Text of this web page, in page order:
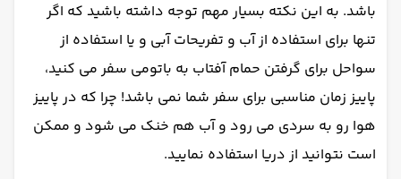
باشد. به این نکته بسیار مهم توجه داشته باشید که اگر
تنها برای استفاده از آب و تفریحات آبی و یا استفاده از
سواحل برای گرفتن حمام آفتاب به باتومی سفر می کنید،
پاییز زمان مناسبی برای سفر شما نمی باشد! چرا که در پاییز
هوا رو به سردی می رود و آب هم خنک می شود و ممکن
است نتوانید از دریا استفاده نمایید.